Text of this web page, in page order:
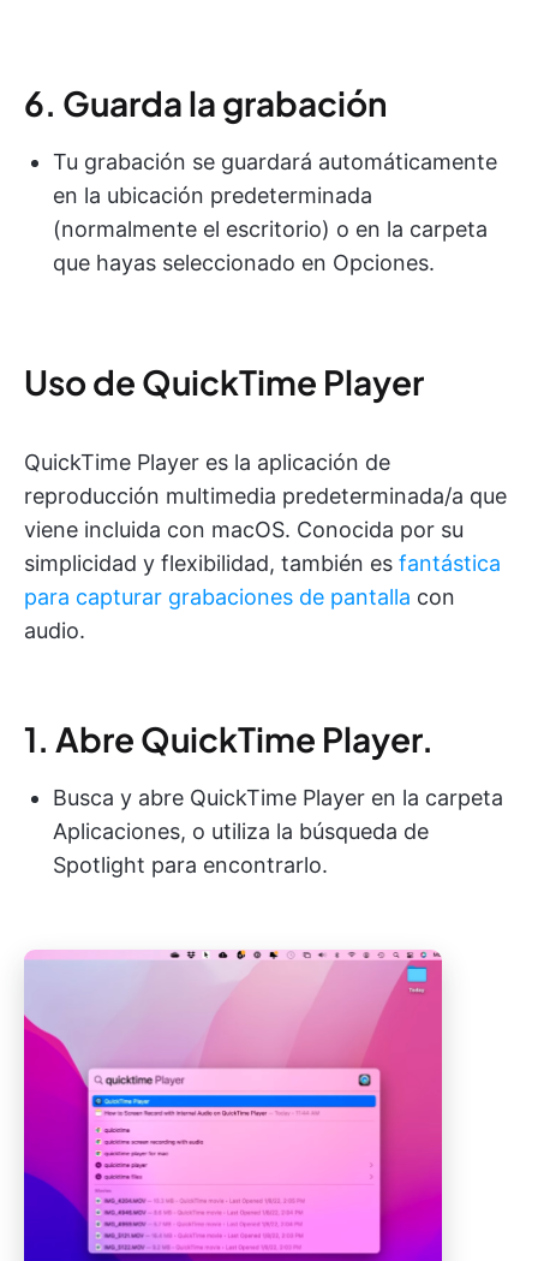
6. Guarda la grabación
Tu grabación se guardará automáticamente
en la ubicación predeterminada
(normalmente el escritorio) o en la carpeta
que hayas seleccionado en Opciones.
Uso de QuickTime Player
QuickTime Player es la aplicación de
reproducción multimedia predeterminada/a que
viene incluida con macOS. Conocida por su
simplicidad y flexibilidad, también es fantástica
para capturar grabaciones de pantalla con
audio.
1. Abre QuickTime Player.
Busca y abre QuickTime Player en la carpeta
Aplicaciones, o utiliza la búsqueda de
Spotlight para encontrarlo.